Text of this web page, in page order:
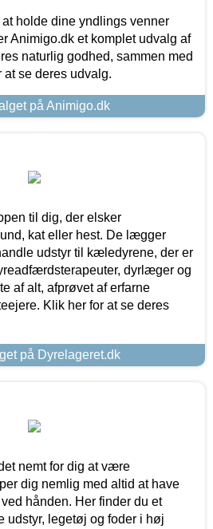
holde dine yndlings venner
Animigo.dk et komplet udvalg af
naturlig godhed, sammen med
at se deres udvalg.
på Animigo.dk
til dig, der elsker
kat eller hest. De lægger
udstyr til kæledyrene, der er
dyrlæger og
af alt, afprøvet af erfarne
Klik her for at se deres
på Dyrelageret.dk
nemt for dig at være
dig nemlig med altid at have
hånden. Her finder du et
udstyr, legetøj og foder i høj